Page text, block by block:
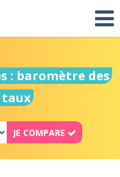
: baromètre des
JE COMPARE